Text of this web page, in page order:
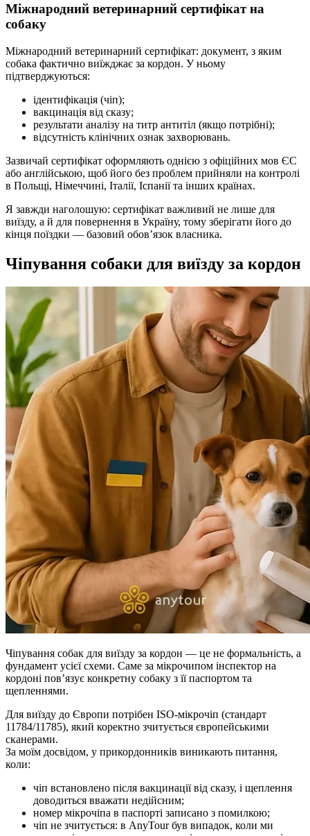
Міжнародний ветеринарний сертифікат на
собаку
Міжнародний ветеринарний сертифікат: документ, з яким
собака фактично виїжджає за кордон. У ньому
підтверджуються:
ідентифікація (чіп);
вакцинація від сказу;
результати аналізу на титр антитіл (якщо потрібні);
відсутність клінічних ознак захворювань.
Зазвичай сертифікат оформляють однією з офіційних мов ЄС
або англійською, щоб його без проблем прийняли на контролі
в Польщі, Німеччині, Італії, Іспанії та інших країнах.
Я завжди наголошую: сертифікат важливий не лише для
виїзду, а й для повернення в Україну, тому зберігати його до
кінця поїздки — базовий обов’язок власника.
Чіпування собаки для виїзду за кордон
Чіпування собак для виїзду за кордон — це не формальність, а
фундамент усієї схеми. Саме за мікрочипом інспектор на
кордоні пов’язує конкретну собаку з її паспортом та
щепленнями.
Для виїзду до Європи потрібен ISO-мікрочіп (стандарт
11784/11785), який коректно зчитується європейськими
сканерами.
За моїм досвідом, у прикордонників виникають питання,
коли:
чіп встановлено після вакцинації від сказу, і щеплення
доводиться вважати недійсним;
номер мікрочіпа в паспорті записано з помилкою;
чіп не зчитується: в AnyTour був випадок, коли ми